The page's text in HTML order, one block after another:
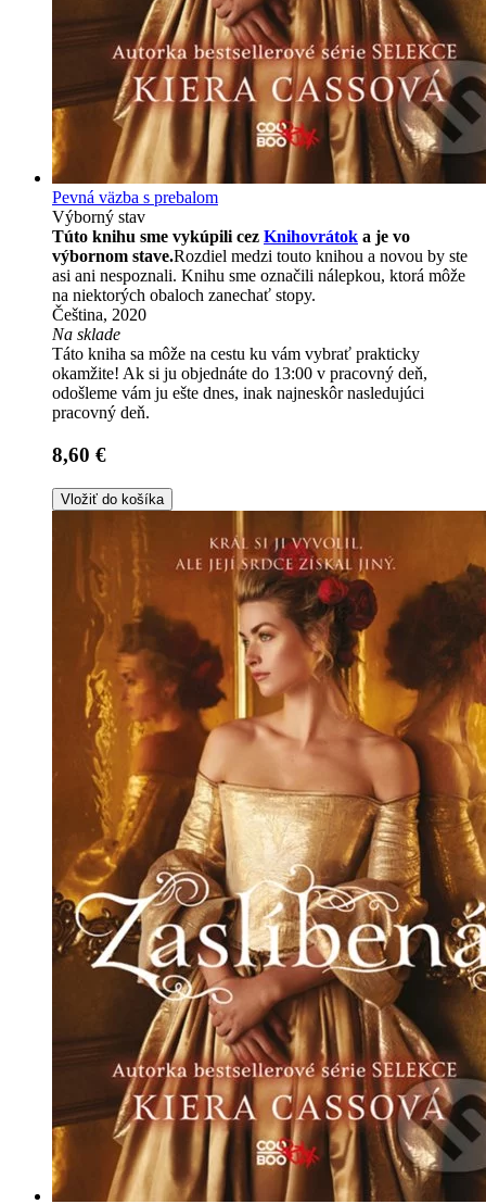
Pevná väzba s prebalom
Výborný stav
Túto knihu sme vykúpili cez Knihovrátok a je vo
výbornom stave.Rozdiel medzi touto knihou a novou by ste
asi ani nespoznali. Knihu sme označili nálepkou, ktorá môže
na niektorých obaloch zanechať stopy.
Čeština, 2020
Na sklade
Táto kniha sa môže na cestu ku vám vybrať prakticky
okamžite! Ak si ju objednáte do 13:00 v pracovný deň,
odošleme vám ju ešte dnes, inak najneskôr nasledujúci
pracovný deň.
8,60 €
Vložiť do košíka